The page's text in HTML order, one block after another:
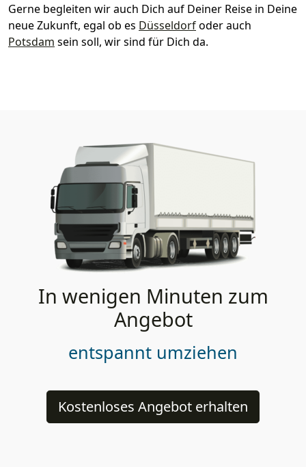
Gerne begleiten wir auch Dich auf Deiner Reise in Deine
neue Zukunft, egal ob es Düsseldorfoder auch
Potsdam sein soll, wir sind für Dich da.
In wenigen Minuten zum
Angebot
entspannt umziehen
Kostenloses Angebot erhalten